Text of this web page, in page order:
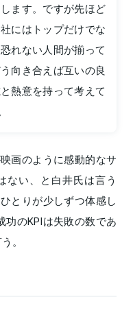
ます。ですが先ほど
にはトップだけでな
れない人間が揃って
向き合えば互いの良
熱意を持って考えて
画のように感動的なサ
ない、と白井氏は言う
とりが少しずつ体感し
功のKPIは失敗の数であ
。